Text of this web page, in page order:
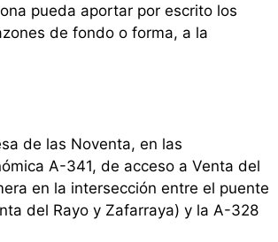
pueda aportar por escrito los
de fondo o forma, a la
de las Noventa, en las
A-341, de acceso a Venta del
en la intersección entre el puente
del Rayo y Zafarraya) y la A-328